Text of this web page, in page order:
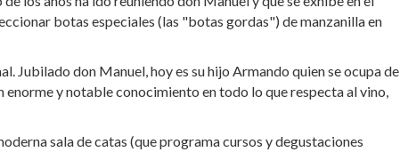
botas especiales (las "botas gordas") de manzanilla en
Jubilado don Manuel, hoy es su hijo Armando quien se ocupa de
y notable conocimiento en todo lo que respecta al vino,
sala de catas (que programa cursos y degustaciones